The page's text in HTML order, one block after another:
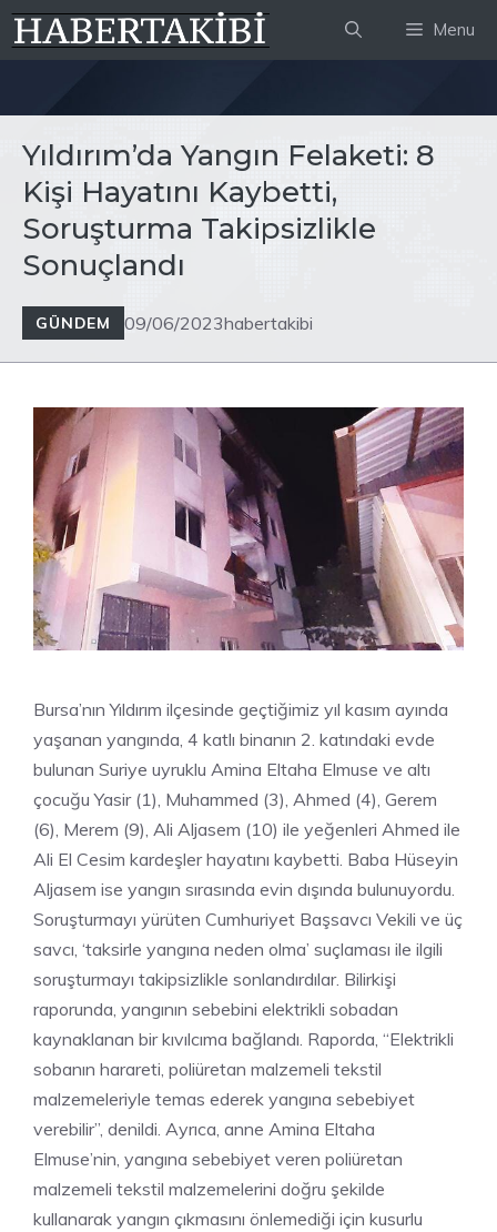
İçeriğe
atla
Menu
Yıldırım’da Yangın Felaketi: 8
Kişi Hayatını Kaybetti,
Soruşturma Takipsizlikle
Sonuçlandı
GÜNDEM 09/06/2023habertakibi
Bursa’nın Yıldırım ilçesinde geçtiğimiz yıl kasım ayında
yaşanan yangında, 4 katlı binanın 2. katındaki evde
bulunan Suriye uyruklu Amina Eltaha Elmuse ve altı
çocuğu Yasir (1), Muhammed (3), Ahmed (4), Gerem
(6), Merem (9), Ali Aljasem (10) ile yeğenleri Ahmed ile
Ali El Cesim kardeşler hayatını kaybetti. Baba Hüseyin
Aljasem ise yangın sırasında evin dışında bulunuyordu.
Soruşturmayı yürüten Cumhuriyet Başsavcı Vekili ve üç
savcı, ‘taksirle yangına neden olma’ suçlaması ile ilgili
soruşturmayı takipsizlikle sonlandırdılar. Bilirkişi
raporunda, yangının sebebini elektrikli sobadan
kaynaklanan bir kıvılcıma bağlandı. Raporda, “Elektrikli
sobanın harareti, poliüretan malzemeli tekstil
malzemeleriyle temas ederek yangına sebebiyet
verebilir”, denildi. Ayrıca, anne Amina Eltaha
Elmuse’nin, yangına sebebiyet veren poliüretan
malzemeli tekstil malzemelerini doğru şekilde
kullanarak yangın çıkmasını önlemediği için kusurlu